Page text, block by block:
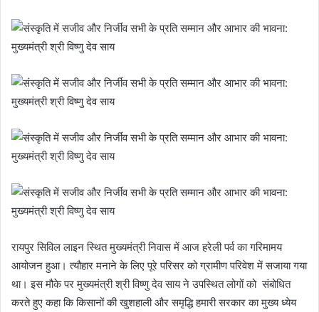
रायपुर सिविल लाइन स्थित मुख्यमंत्री निवास में आज हरेली पर्व का गरिमामय
आयोजन हुआ। त्यौहार मनाने के लिए पूरे परिसर को ग्रामीण परिवेश में सजाया गया
था। इस मौके पर मुख्यमंत्री श्री विष्णु देव साय ने उपस्थित लोगों को संबोधित
करते हुए कहा कि किसानों की खुशहाली और समृद्धि हमारी सरकार का मुख्य ध्येय